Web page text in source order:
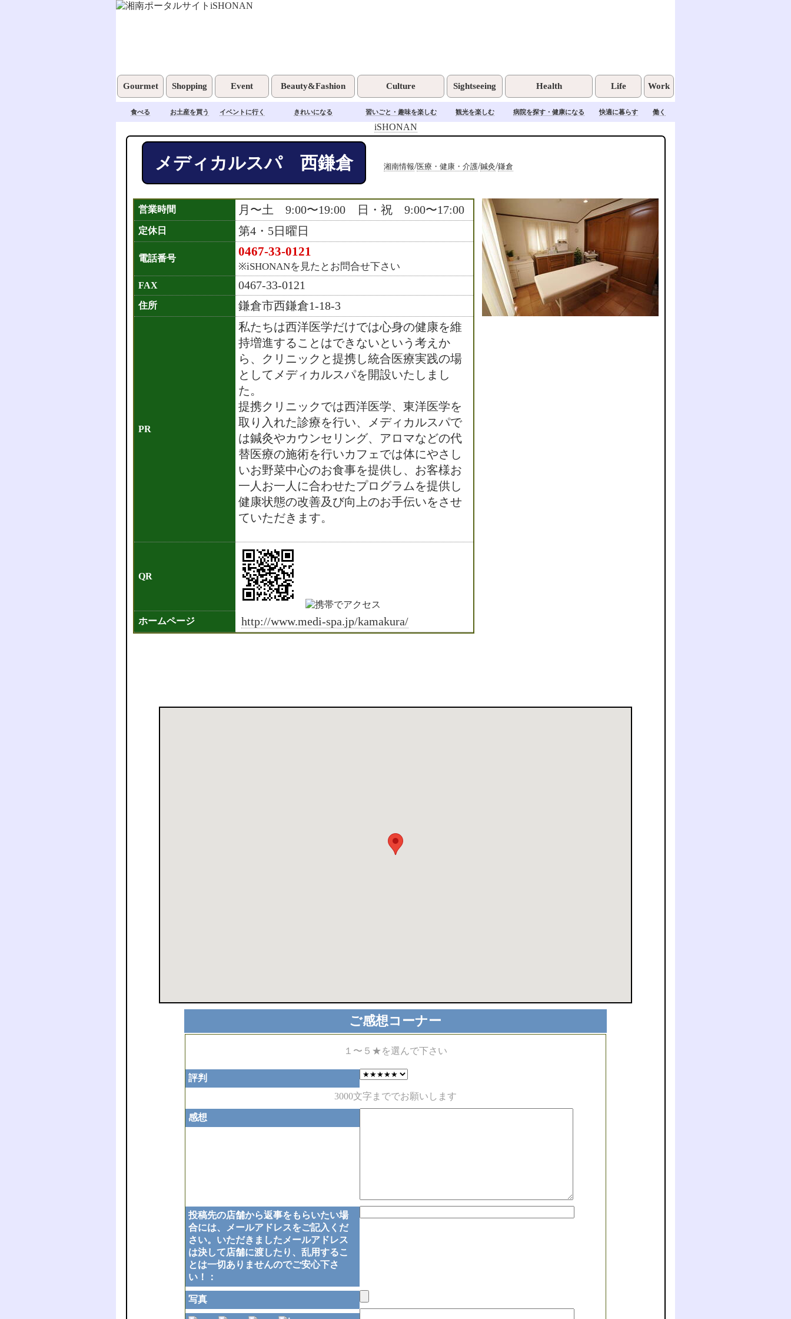
Gourmet Shopping Event Beauty&Fashion Culture Sightseeing Health Life Work
食べる お土産を買う イベントに行く きれいになる 習いごと・趣味を楽しむ 観光を楽しむ 病院を探す・健康になる 快適に暮らす 働く
iSHONAN
メディカルスパ 西鎌倉 湘南情報/医療・健康・介護/鍼灸/鎌倉
営業時間 月〜土 9:00〜19:00 日・祝 9:00〜17:00
定休日 第4・5日曜日
電話番号 0467-33-0121
※iSHONANを見たとお問合せ下さい
FAX 0467-33-0121
住所 鎌倉市西鎌倉1-18-3
PR
私たちは西洋医学だけでは心身の健康を維
持増進することはできないという考えか
ら、クリニックと提携し統合医療実践の場
としてメディカルスパを開設いたしまし
た。
提携クリニックでは西洋医学、東洋医学を
取り入れた診療を行い、メディカルスパで
は鍼灸やカウンセリング、アロマなどの代
替医療の施術を行いカフェでは体にやさし
いお野菜中心のお食事を提供し、お客様お
一人お一人に合わせたプログラムを提供し
健康状態の改善及び向上のお手伝いをさせ
ていただきます。
QR
ホームページ http://www.medi-spa.jp/kamakura/
ご感想コーナー
１〜５★を選んで下さい
評判
3000文字まででお願いします
感想
投稿先の店舗から返事をもらいたい場
合には、メールアドレスをご記入くだ
さい。いただきましたメールアドレス
は決して店舗に渡したり、乱用するこ
とは一切ありませんのでご安心下さ
い！：
写真